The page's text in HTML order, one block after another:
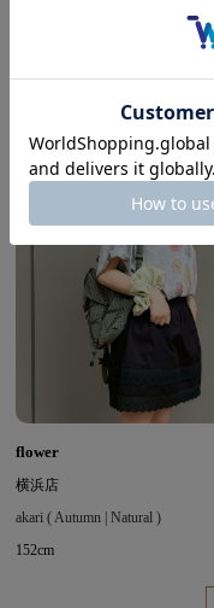
flower
横浜店
akari ( Autumn | Natural )
152cm